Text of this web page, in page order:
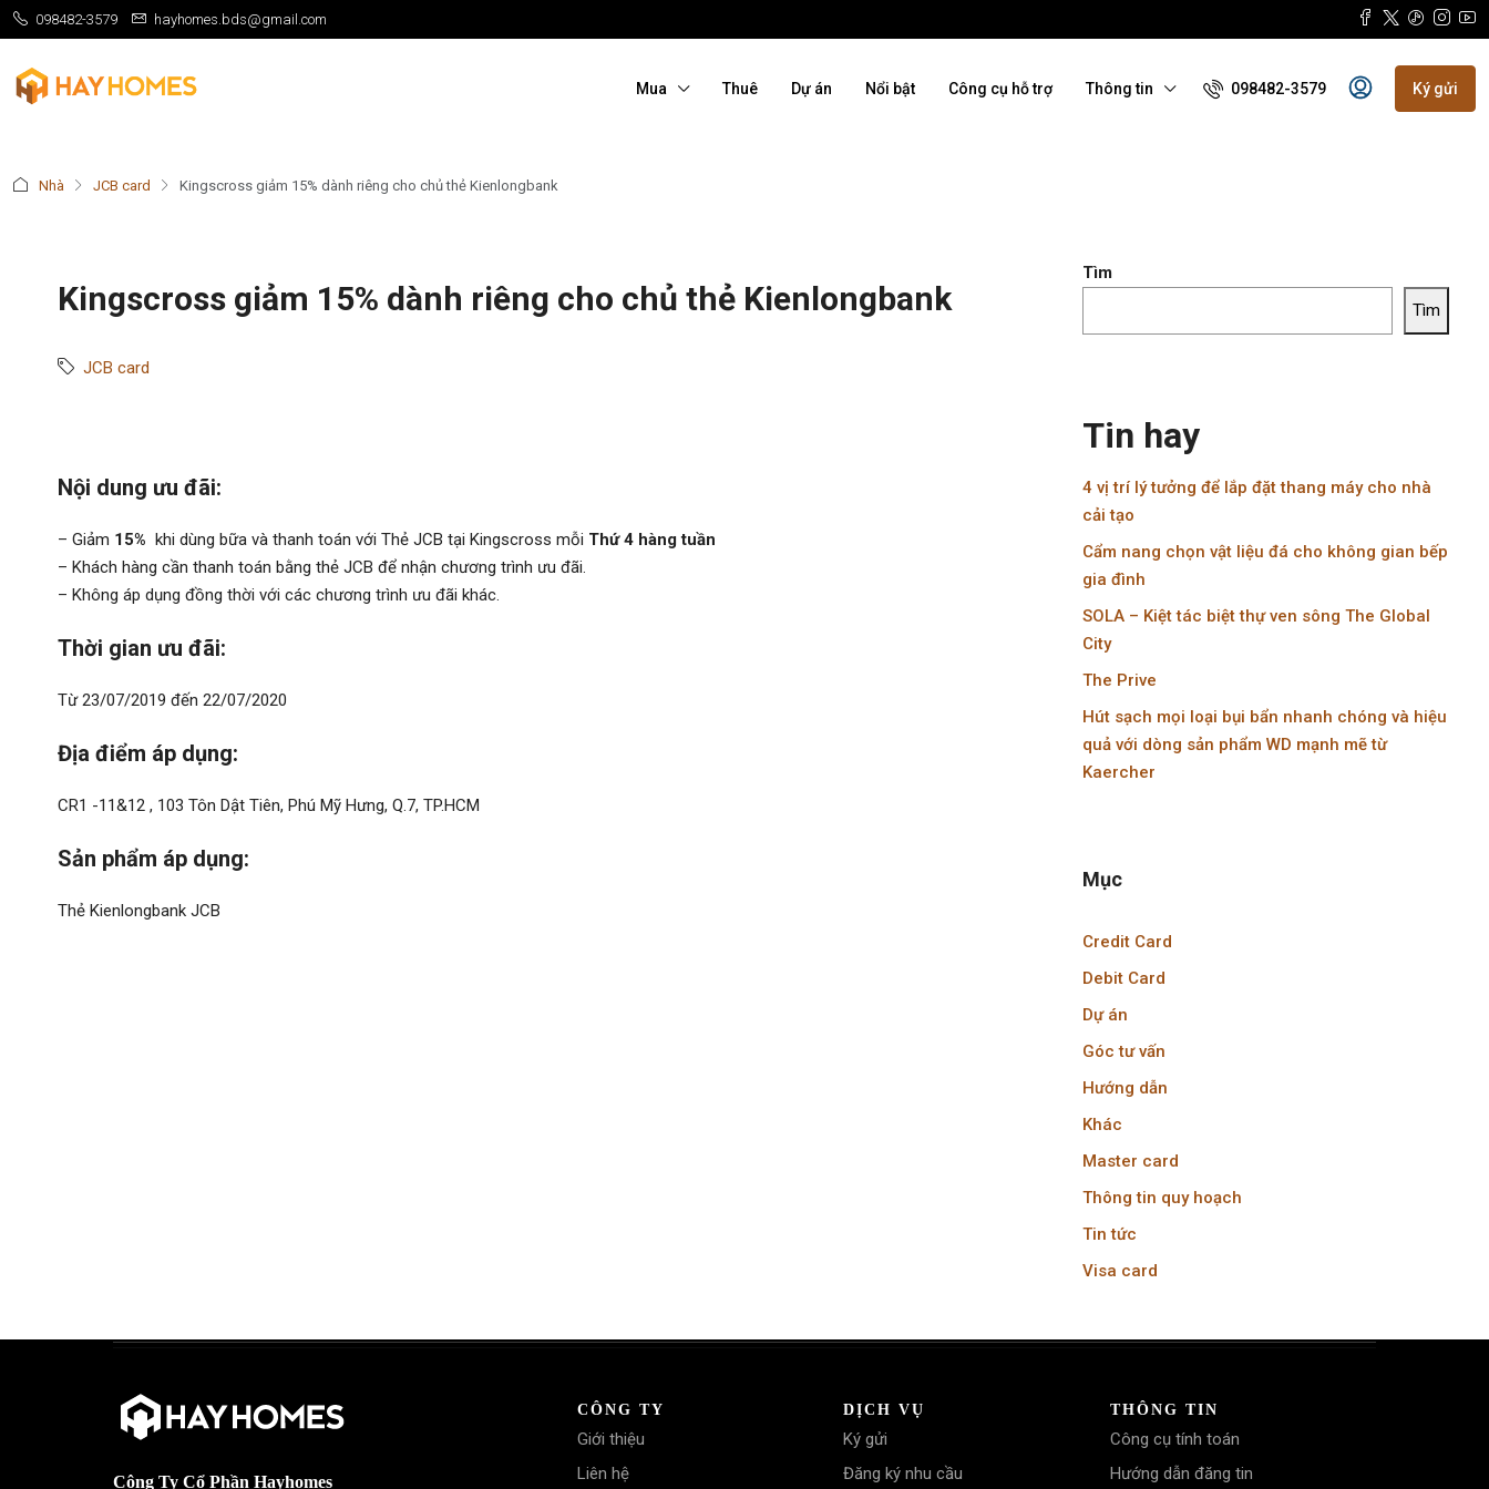
098482-3579 hayhomes.bds@gmail.com
Mua Thuê Dự án Nổi bật Công cụ hỗ trợ Thông tin 098482-3579 Ký gửi
Nhà JCB card Kingscross giảm 15% dành riêng cho chủ thẻ Kienlongbank
Kingscross giảm 15% dành riêng cho chủ thẻ Kienlongbank
JCB card
Nội dung ưu đãi:
– Giảm 15% khi dùng bữa và thanh toán với Thẻ JCB tại Kingscross mỗi Thứ 4 hàng tuần
– Khách hàng cần thanh toán bằng thẻ JCB để nhận chương trình ưu đãi.
– Không áp dụng đồng thời với các chương trình ưu đãi khác.
Thời gian ưu đãi:
Từ 23/07/2019 đến 22/07/2020
Địa điểm áp dụng:
CR1 -11&12 , 103 Tôn Dật Tiên, Phú Mỹ Hưng, Q.7, TP.HCM
Sản phẩm áp dụng:
Thẻ Kienlongbank JCB
Tìm
Tìm
Tin hay
4 vị trí lý tưởng để lắp đặt thang máy cho nhà
cải tạo
Cẩm nang chọn vật liệu đá cho không gian bếp
gia đình
SOLA – Kiệt tác biệt thự ven sông The Global
City
The Prive
Hút sạch mọi loại bụi bẩn nhanh chóng và hiệu
quả với dòng sản phẩm WD mạnh mẽ từ
Kaercher
Mục
Credit Card
Debit Card
Dự án
Góc tư vấn
Hướng dẫn
Khác
Master card
Thông tin quy hoạch
Tin tức
Visa card
Công Ty Cổ Phần Hayhomes
CÔNG TY
Giới thiệu
Liên hệ
DỊCH VỤ
Ký gửi
Đăng ký nhu cầu
THÔNG TIN
Công cụ tính toán
Hướng dẫn đăng tin